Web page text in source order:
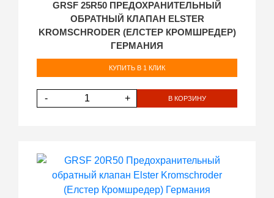
GRSF 25R50 ПРЕДОХРАНИТЕЛЬНЫЙ
ОБРАТНЫЙ КЛАПАН ELSTER
KROMSCHRODER (ЕЛСТЕР КРОМШРЕДЕР)
ГЕРМАНИЯ
КУПИТЬ В 1 КЛИК
- + В КОРЗИНУ